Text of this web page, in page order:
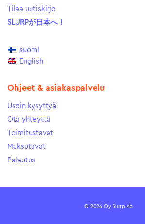
Tilaa uutiskirje
SLURPが日本へ！
suomi
English
Ohjeet & asiakaspalvelu
Usein kysyttyä
Ota yhteyttä
Toimitustavat
Maksutavat
Palautus
© 2026 Oy Slurp Ab